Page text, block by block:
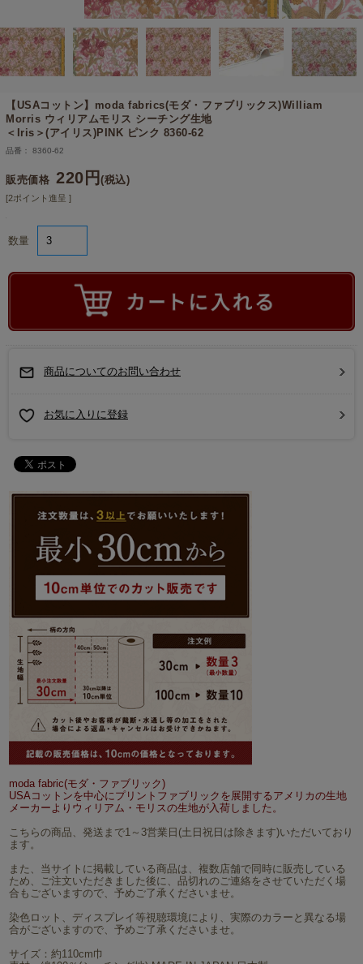
【USAコットン】 moda fabrics(モダ・ファブリックス)William
Morris ウィリアムモリス シーチング生地
＜Iris＞(アイリス)PINK ピンク 8360-62
品番： 8360-62
販売価格 220円(税込)
[2ポイント進呈 ]
数量
商品についてのお問い合わせ
お気に入りに登録
moda fabric(モダ・ファブリック)
USAコットンを中心にプリントファブリックを展開するアメリカの生地
メーカーよりウィリアム・モリスの生地が入荷しました。
こちらの商品、発送まで1～3営業日(土日祝日は除きます)いただいており
ます。
また、当サイトに掲載している商品は、複数店舗で同時に販売している
ため、ご注文いただきました後に、品切れのご連絡をさせていただく場
合もございますので、予めご了承くださいませ。
染色ロット、ディスプレイ等視聴環境により、実際のカラーと異なる場
合がございますので、予めご了承くださいませ。
サイズ：約110cm巾